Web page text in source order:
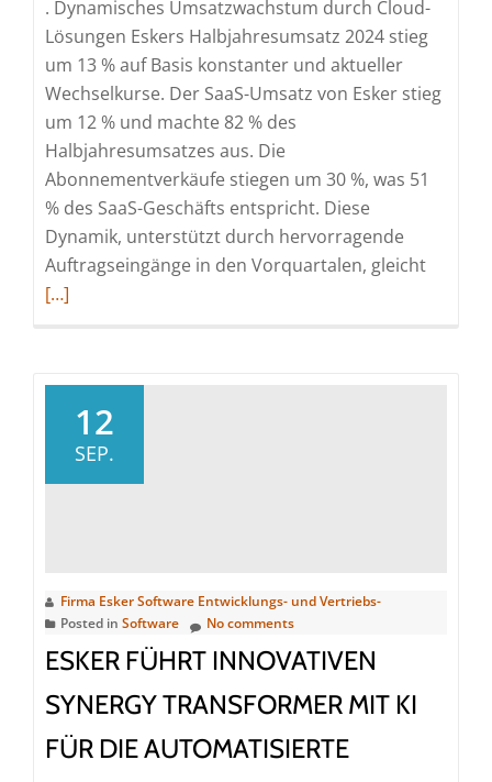
. Dynamisches Umsatzwachstum durch Cloud-
Lösungen Eskers Halbjahresumsatz 2024 stieg
um 13 % auf Basis konstanter und aktueller
Wechselkurse. Der SaaS-Umsatz von Esker stieg
um 12 % und machte 82 % des
Halbjahresumsatzes aus. Die
Abonnementverkäufe stiegen um 30 %, was 51
% des SaaS-Geschäfts entspricht. Diese
Dynamik, unterstützt durch hervorragende
Auftragseingänge in den Vorquartalen, gleichtRead
[…]
12
SEP.
Firma Esker Software Entwicklungs- und Vertriebs-
Posted in Software No comments
ESKER FÜHRT INNOVATIVEN
SYNERGY TRANSFORMER MIT KI
FÜR DIE AUTOMATISIERTE